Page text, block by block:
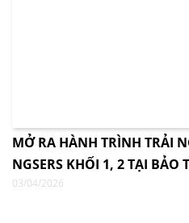
MỞ RA HÀNH TRÌNH TRẢI
NGSERS KHỐI 1, 2 TẠI BẢO
03/04/2026